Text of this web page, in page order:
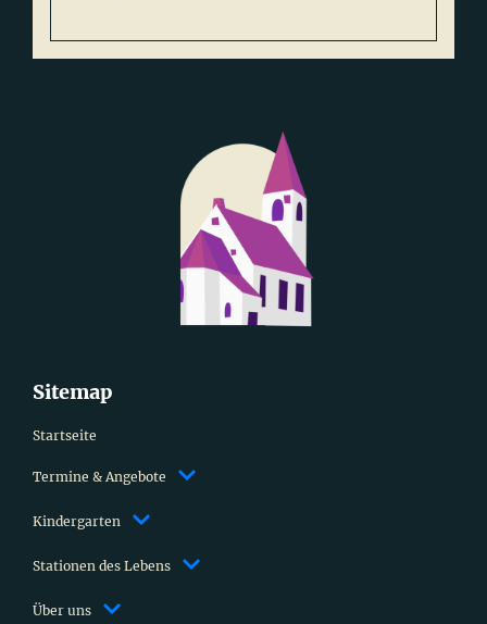
Sitemap
Startseite
Termine & Angebote
Kindergarten
Stationen des Lebens
Über uns